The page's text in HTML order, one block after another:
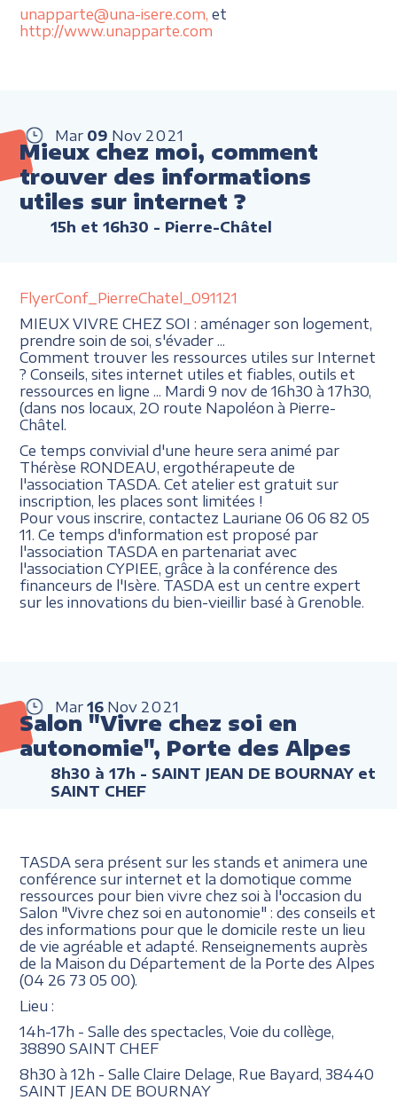
unapparte@una-isere.com, et
http://www.unapparte.com
Mar 09 Nov 2021
Mieux chez moi, comment
trouver des informations
utiles sur internet ?
15h et 16h30 - Pierre-Châtel
FlyerConf_PierreChatel_091121
MIEUX VIVRE CHEZ SOI : aménager son logement,
prendre soin de soi, s'évader ...
Comment trouver les ressources utiles sur Internet
? Conseils, sites internet utiles et fiables, outils et
ressources en ligne ... Mardi 9 nov de 16h30 à 17h30,
(dans nos locaux, 2O route Napoléon à Pierre-
Châtel.
Ce temps convivial d'une heure sera animé par
Thérèse RONDEAU, ergothérapeute de
l'association TASDA. Cet atelier est gratuit sur
inscription, les places sont limitées !
Pour vous inscrire, contactez Lauriane 06 06 82 05
11. Ce temps d'information est proposé par
l'association TASDA en partenariat avec
l'association CYPIEE, grâce à la conférence des
financeurs de l'Isère. TASDA est un centre expert
sur les innovations du bien-vieillir basé à Grenoble.
Mar 16 Nov 2021
Salon "Vivre chez soi en
autonomie", Porte des Alpes
8h30 à 17h - SAINT JEAN DE BOURNAY et
SAINT CHEF
TASDA sera présent sur les stands et animera une
conférence sur internet et la domotique comme
ressources pour bien vivre chez soi à l'occasion du
Salon "Vivre chez soi en autonomie" : des conseils et
des informations pour que le domicile reste un lieu
de vie agréable et adapté. Renseignements auprès
de la Maison du Département de la Porte des Alpes
(04 26 73 05 00).
Lieu :
14h-17h - Salle des spectacles, Voie du collège,
38890 SAINT CHEF
8h30 à 12h - Salle Claire Delage, Rue Bayard, 38440
SAINT JEAN DE BOURNAY